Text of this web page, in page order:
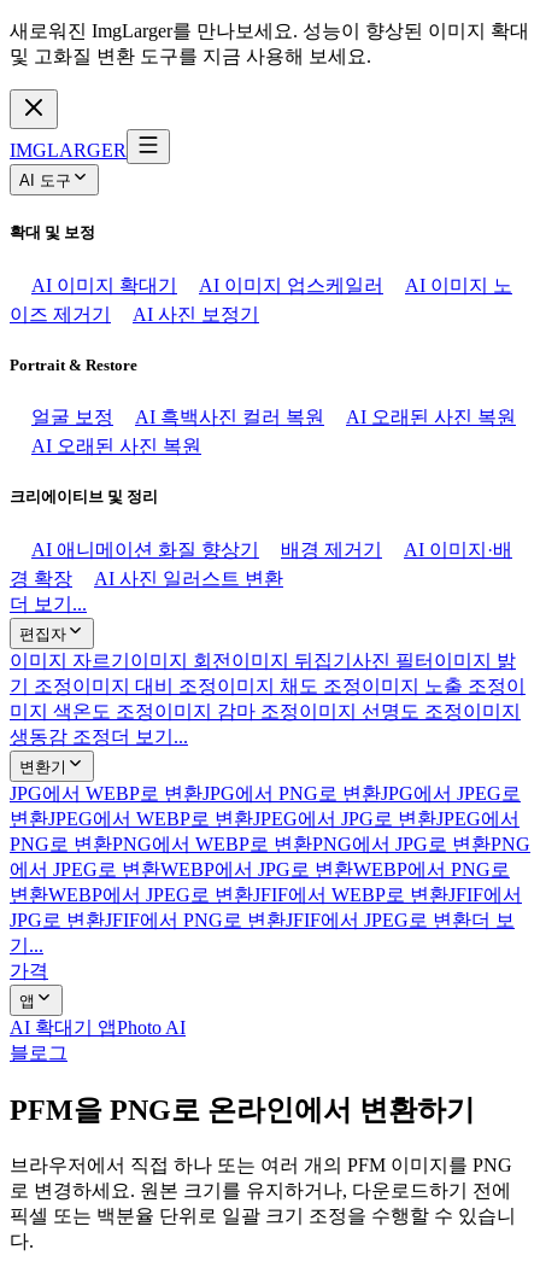
새로워진 ImgLarger를 만나보세요. 성능이 향상된 이미지 확대
및 고화질 변환 도구를 지금 사용해 보세요.
IMGLARGER
AI 도구
확대 및 보정
AI 이미지 확대기 AI 이미지 업스케일러
AI 이미지 노
이즈 제거기
AI 사진 보정기
Portrait & Restore
얼굴 보정 AI 흑백사진 컬러 복원
AI 오래된 사진 복원
AI 오래된 사진 복원
크리에이티브 및 정리
AI 애니메이션 화질 향상기 배경 제거기
AI 이미지·배
경 확장
AI 사진 일러스트 변환
더 보기...
편집자
이미지 자르기 이미지 회전 이미지 뒤집기 사진 필터 이미지 밝
기 조정이미지 대비 조정이미지 채도 조정이미지 노출 조정이
미지 색온도 조정이미지 감마 조정이미지 선명도 조정이미지
생동감 조정더 보기...
변환기
JPG에서 WEBP로 변환JPG에서 PNG로 변환JPG에서 JPEG로
변환JPEG에서 WEBP로 변환JPEG에서 JPG로 변환JPEG에서
PNG로 변환PNG에서 WEBP로 변환PNG에서 JPG로 변환PNG
에서 JPEG로 변환WEBP에서 JPG로 변환WEBP에서 PNG로
변환WEBP에서 JPEG로 변환JFIF에서 WEBP로 변환JFIF에서
JPG로 변환JFIF에서 PNG로 변환JFIF에서 JPEG로 변환더 보
기...
가격
앱
AI 확대기 앱Photo AI
블로그
PFM을 PNG로 온라인에서 변환하기
브라우저에서 직접 하나 또는 여러 개의 PFM 이미지를 PNG
로 변경하세요. 원본 크기를 유지하거나, 다운로드하기 전에
픽셀 또는 백분율 단위로 일괄 크기 조정을 수행할 수 있습니
다.